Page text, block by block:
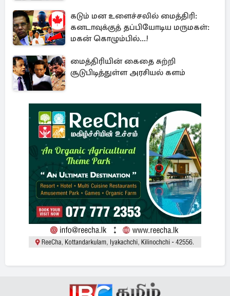
கடும் மன உளைச்சலில் மைத்திரி:
கனடாவுக்குத் தப்பியோடிய மருமகள்:
மகன் கொழும்பில்...!
மைத்திரியின் கைதை சுற்றி
சூடுபிடித்துள்ள அரசியல் களம்